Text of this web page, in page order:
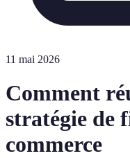
11 mai 2026
Comment
stratégie de
commerce